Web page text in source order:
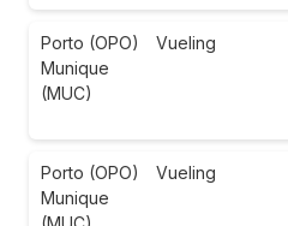
Porto (OPO)
Munique
(MUC)
Vueling
Porto (OPO)
Munique
Vueling